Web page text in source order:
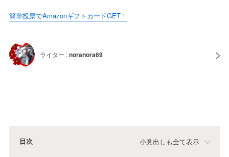
簡単投票でAmazonギフトカードGET！
ライター :noranora69
目次 小見出しも全て表示